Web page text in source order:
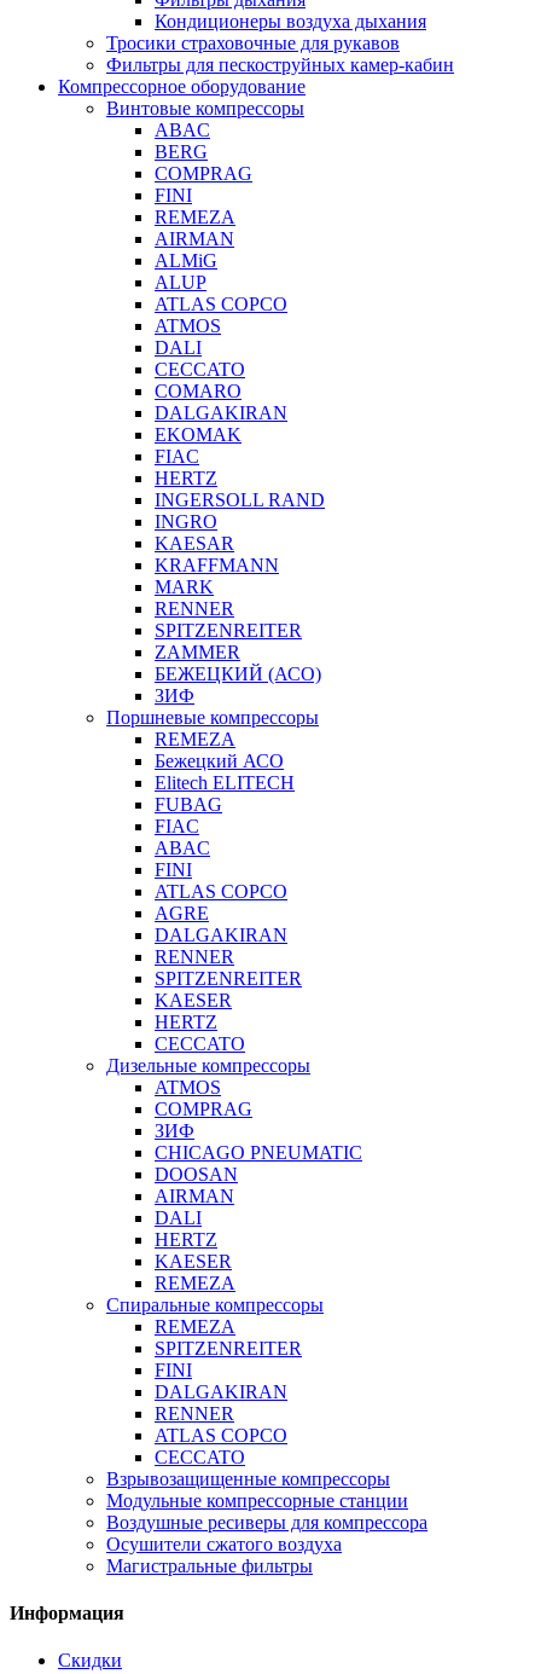
Кондиционеры воздуха дыхания
Тросики страховочные для рукавов
Фильтры для пескоструйных камер-кабин
Компрессорное оборудование
Винтовые компрессоры
ABAC
BERG
COMPRAG
FINI
REMEZA
AIRMAN
ALMiG
ALUP
ATLAS COPCO
ATMOS
DALI
CECCATO
COMARO
DALGAKIRAN
EKOMAK
FIAC
HERTZ
INGERSOLL RAND
INGRO
KAESAR
KRAFFMANN
MARK
RENNER
SPITZENREITER
ZAMMER
БЕЖЕЦКИЙ (АСО)
ЗИФ
Поршневые компрессоры
REMEZA
Бежецкий АСО
Elitech ELITECH
FUBAG
FIAC
ABAC
FINI
ATLAS COPCO
AGRE
DALGAKIRAN
RENNER
SPITZENREITER
KAESER
HERTZ
CECCATO
Дизельные компрессоры
ATMOS
COMPRAG
ЗИФ
CHICAGO PNEUMATIC
DOOSAN
AIRMAN
DALI
HERTZ
KAESER
REMEZA
Спиральные компрессоры
REMEZA
SPITZENREITER
FINI
DALGAKIRAN
RENNER
ATLAS COPCO
CECCATO
Взрывозащищенные компрессоры
Модульные компрессорные станции
Воздушные ресиверы для компрессора
Осушители сжатого воздуха
Магистральные фильтры
Информация
Скидки